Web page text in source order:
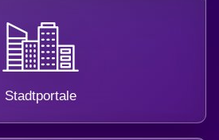
Stadtportale